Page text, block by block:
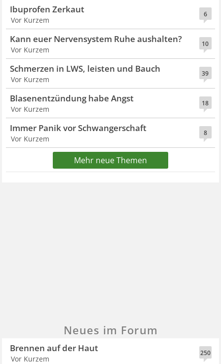
6
Ibuprofen Zerkaut
Vor Kurzem
10
Kann euer Nervensystem Ruhe aushalten?
Vor Kurzem
39
Schmerzen in LWS, leisten und Bauch
Vor Kurzem
18
Blasenentzündung habe Angst
Vor Kurzem
8
Immer Panik vor Schwangerschaft
Vor Kurzem
Mehr neue Themen
Neues im Forum
250
Brennen auf der Haut
Vor Kurzem